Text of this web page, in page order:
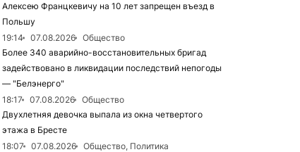
Алексею Францкевичу на 10 лет запрещен въезд в
Польшу
19:14
07.08.2026
Общество
Более 340 аварийно-восстановительных бригад
задействовано в ликвидации последствий непогоды
— "Белэнерго"
18:17
07.08.2026
Общество
Двухлетняя девочка выпала из окна четвертого
этажа в Бресте
18:07
07.08.2026
Общество, Политика